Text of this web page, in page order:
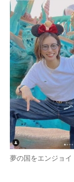
夢の国をエンジョイ